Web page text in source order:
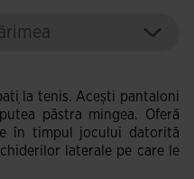
la tenis. Acești pantaloni
păstra mingea. Oferă
în timpul jocului datorită
laterale pe care le